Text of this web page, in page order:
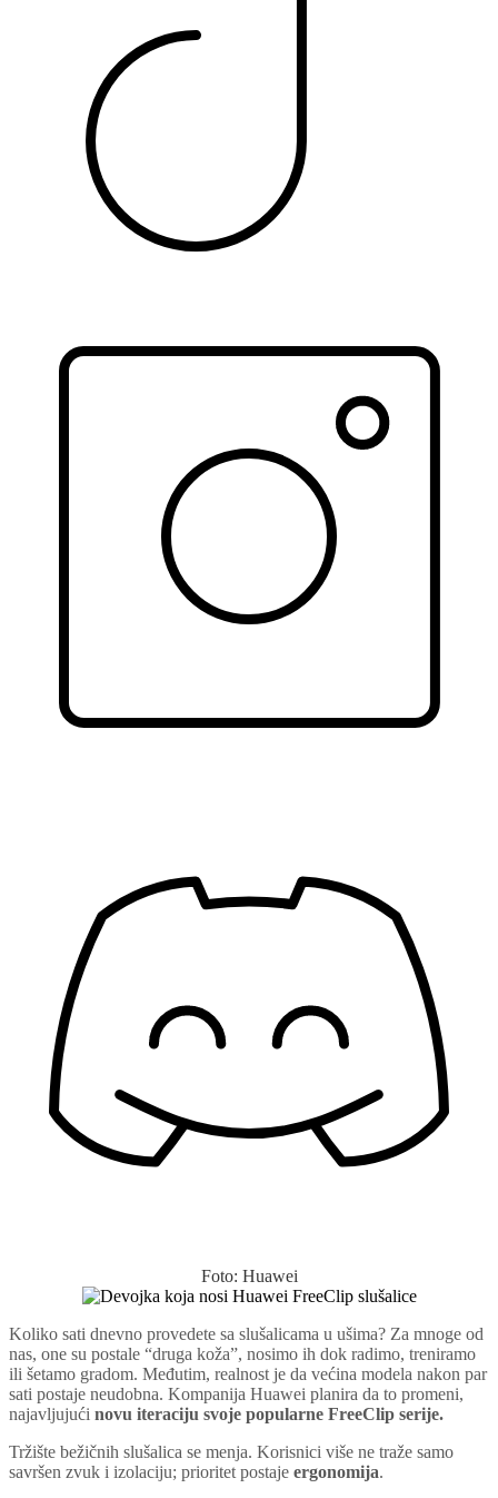
Foto: Huawei
Koliko sati dnevno provedete sa slušalicama u ušima? Za mnoge od
nas, one su postale “druga koža”, nosimo ih dok radimo, treniramo
ili šetamo gradom. Međutim, realnost je da većina modela nakon par
sati postaje neudobna. Kompanija Huawei planira da to promeni,
najavljujući novu iteraciju svoje popularne FreeClip serije.
Tržište bežičnih slušalica se menja. Korisnici više ne traže samo
savršen zvuk i izolaciju; prioritet postaje ergonomija.